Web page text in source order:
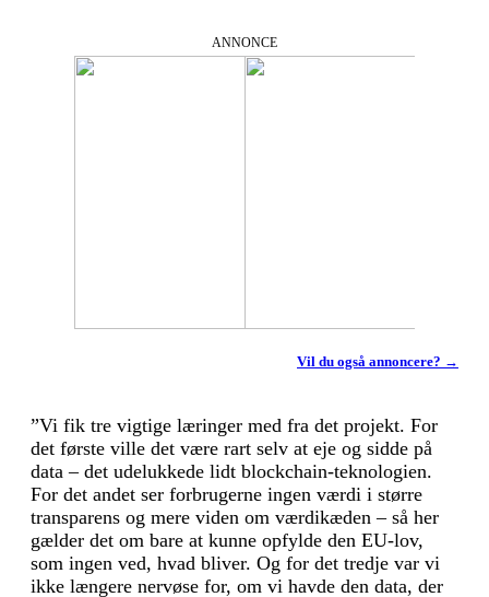
ANNONCE
Vil du også annoncere? →
”Vi fik tre vigtige læringer med fra det projekt. For
det første ville det være rart selv at eje og sidde på
data – det udelukkede lidt blockchain-teknologien.
For det andet ser forbrugerne ingen værdi i større
transparens og mere viden om værdikæden – så her
gælder det om bare at kunne opfylde den EU-lov,
som ingen ved, hvad bliver. Og for det tredje var vi
ikke længere nervøse for, om vi havde den data, der